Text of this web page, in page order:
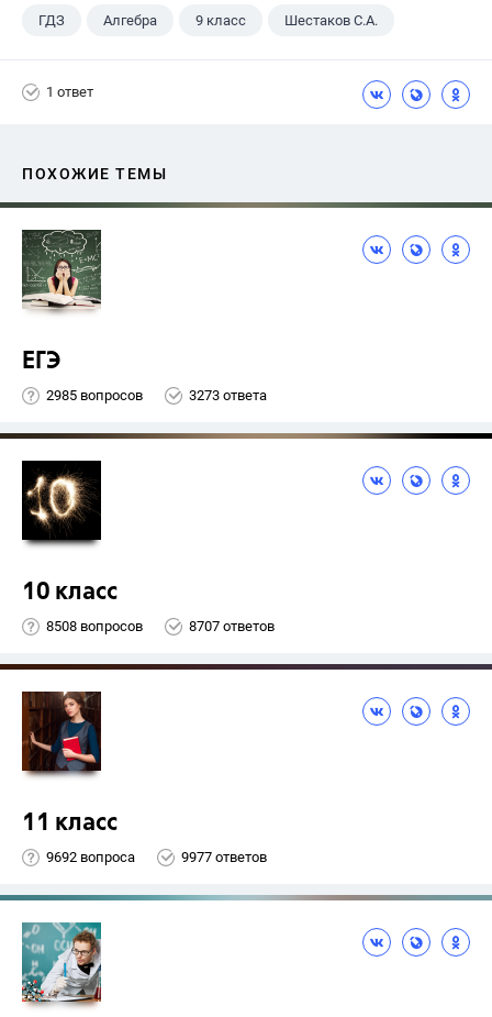
ГДЗ Алгебра 9 класс Шестаков С.А.
1 ответ
ПОХОЖИЕ ТЕМЫ
ЕГЭ
2985 вопросов 3273 ответа
10 класс
8508 вопросов 8707 ответов
11 класс
9692 вопроса 9977 ответов